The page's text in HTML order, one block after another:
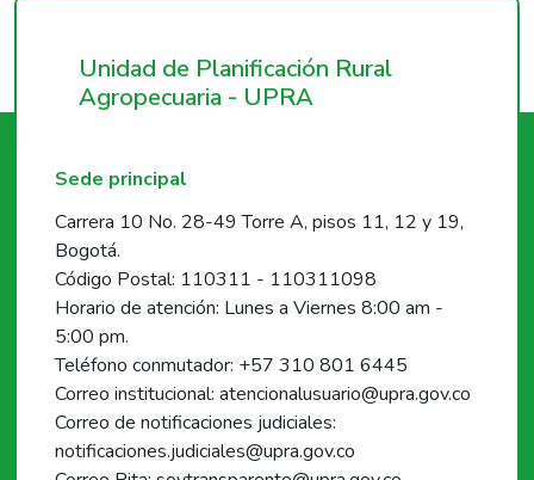
Unidad de Planificación Rural
Agropecuaria - UPRA
Sede principal
Carrera 10 No. 28-49 Torre A, pisos 11, 12 y 19,
Bogotá.
Código Postal: 110311 - 110311098
Horario de atención: Lunes a Viernes 8:00 am -
5:00 pm.
Teléfono conmutador: +57 310 801 6445
Correo institucional: atencionalusuario@upra.gov.co
Correo de notificaciones judiciales:
notificaciones.judiciales@upra.gov.co